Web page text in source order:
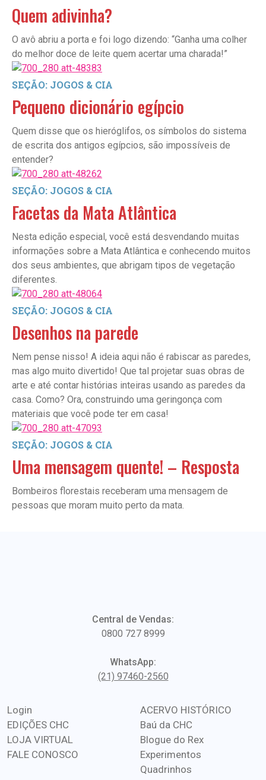
Quem adivinha?
O avô abriu a porta e foi logo dizendo: “Ganha uma colher
do melhor doce de leite quem acertar uma charada!”
SEÇÃO: JOGOS & CIA
Pequeno dicionário egípcio
Quem disse que os hieróglifos, os símbolos do sistema
de escrita dos antigos egípcios, são impossíveis de
entender?
SEÇÃO: JOGOS & CIA
Facetas da Mata Atlântica
Nesta edição especial, você está desvendando muitas
informações sobre a Mata Atlântica e conhecendo muitos
dos seus ambientes, que abrigam tipos de vegetação
diferentes.
SEÇÃO: JOGOS & CIA
Desenhos na parede
Nem pense nisso! A ideia aqui não é rabiscar as paredes,
mas algo muito divertido! Que tal projetar suas obras de
arte e até contar histórias inteiras usando as paredes da
casa. Como? Ora, construindo uma geringonça com
materiais que você pode ter em casa!
SEÇÃO: JOGOS & CIA
Uma mensagem quente! – Resposta
Bombeiros florestais receberam uma mensagem de
pessoas que moram muito perto da mata.
Central de Vendas:
0800 727 8999
WhatsApp:
(21) 97460-2560
Login
EDIÇÕES CHC
LOJA VIRTUAL
FALE CONOSCO
ACERVO HISTÓRICO
Baú da CHC
Blogue do Rex
Experimentos
Quadrinhos